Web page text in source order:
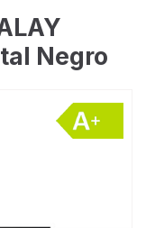
Negro